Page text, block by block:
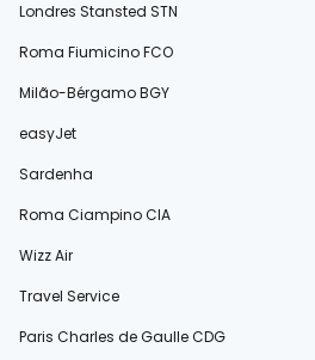
Londres Stansted STN
Roma Fiumicino FCO
Milão-Bérgamo BGY
easyJet
Sardenha
Roma Ciampino CIA
Wizz Air
Travel Service
Paris Charles de Gaulle CDG